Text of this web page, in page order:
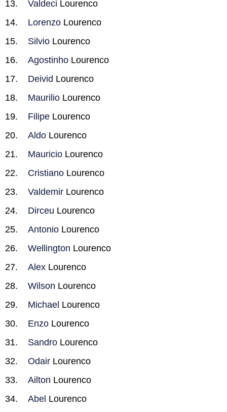
Valdeci Lourenco
Lorenzo Lourenco
Silvio Lourenco
Agostinho Lourenco
Deivid Lourenco
Maurilio Lourenco
Filipe Lourenco
Aldo Lourenco
Mauricio Lourenco
Cristiano Lourenco
Valdemir Lourenco
Dirceu Lourenco
Antonio Lourenco
Wellington Lourenco
Alex Lourenco
Wilson Lourenco
Michael Lourenco
Enzo Lourenco
Sandro Lourenco
Odair Lourenco
Ailton Lourenco
Abel Lourenco